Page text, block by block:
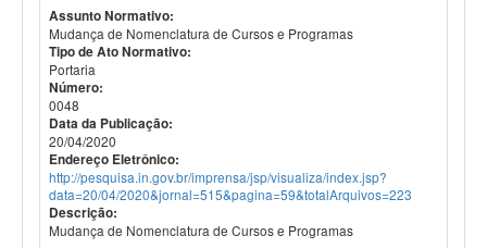
Assunto Normativo:
Mudança de Nomenclatura de Cursos e Programas
Tipo de Ato Normativo:
Portaria
Número:
0048
Data da Publicação:
20/04/2020
Endereço Eletrônico:
http://pesquisa.in.gov.br/imprensa/jsp/visualiza/index.jsp?
data=20/04/2020&jornal=515&pagina=59&totalArquivos=223
Descrição:
Mudança de Nomenclatura de Cursos e Programas